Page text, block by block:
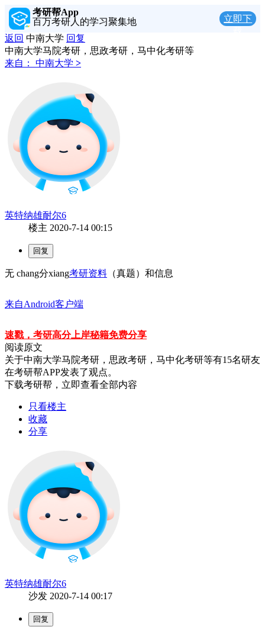
考研帮App
百万考研人的学习聚集地
立即下
返回 中南大学 回复
中南大学马院考研，思政考研，马中化考研等
来自：
中南大学 >
英特纳雄耐尔6
楼主 2020-7-14 00:15
无 chang分xiang考研资料 （真题）和信息
来自Android客户端
速戳，考研高分上岸秘籍免费分享
阅读原文
关于中南大学马院考研，思政考研，马中化考研等有15名研友
在考研帮APP发表了观点。
下载考研帮，立即查看全部内容
只看楼主
收藏
分享
英特纳雄耐尔6
沙发 2020-7-14 00:17